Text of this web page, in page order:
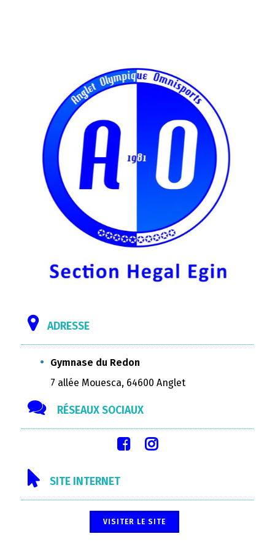
ADRESSE
Gymnase du Redon
7 allée Mouesca, 64600 Anglet
RÉSEAUX SOCIAUX
SITE INTERNET
VISITER LE SITE